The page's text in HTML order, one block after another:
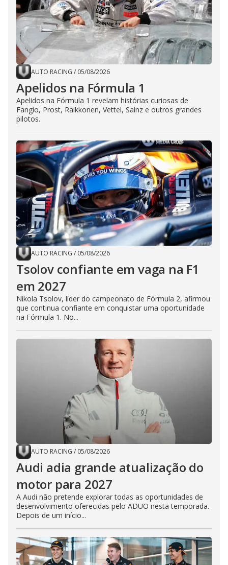
AUTO RACING / 05/08/2026
Apelidos na Fórmula 1
Apelidos na Fórmula 1 revelam histórias curiosas de
Fangio, Prost, Raikkonen, Vettel, Sainz e outros grandes
pilotos.
AUTO RACING / 05/08/2026
Tsolov confiante em vaga na F1
em 2027
Nikola Tsolov, líder do campeonato de Fórmula 2, afirmou
que continua confiante em conquistar uma oportunidade
na Fórmula 1. No...
AUTO RACING / 05/08/2026
Audi adia grande atualização do
motor para 2027
A Audi não pretende explorar todas as oportunidades de
desenvolvimento oferecidas pelo ADUO nesta temporada.
Depois de um início...